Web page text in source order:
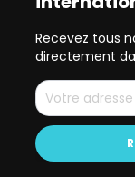
Recevez tous
directement